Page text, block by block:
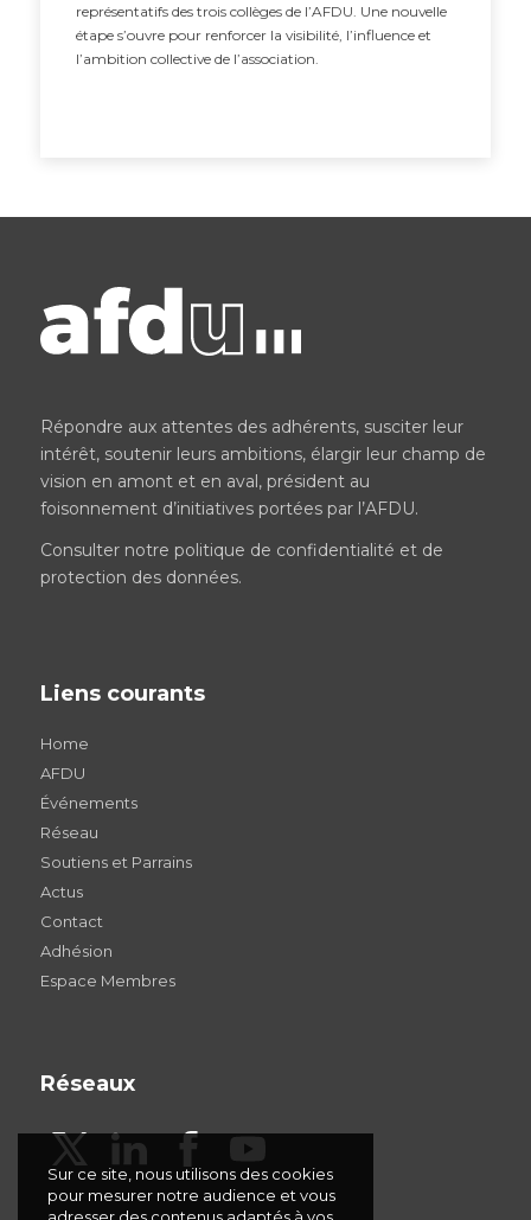
représentatifs des trois collèges de l’AFDU. Une nouvelle
étape s’ouvre pour renforcer la visibilité, l’influence et
l’ambition collective de l’association.
Répondre aux attentes des adhérents, susciter leur
intérêt, soutenir leurs ambitions, élargir leur champ de
vision en amont et en aval, président au
foisonnement d’initiatives portées par l’AFDU.
Consulter notre politique de confidentialité et de
protection des données.
Liens courants
Home
AFDU
Événements
Réseau
Soutiens et Parrains
Actus
Contact
Adhésion
Espace Membres
Réseaux
Sur ce site, nous utilisons des cookies
pour mesurer notre audience et vous